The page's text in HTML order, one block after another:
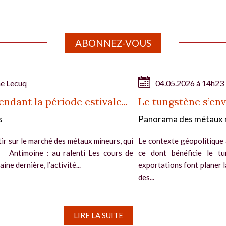
ABONNEZ-VOUS
Lecuq
la période estivale...
sur le marché des métaux mineurs, qui
Antimoine : au ralenti Les cours de
dernière, l’activité...
LIRE LA SUITE
04.05.2026 à
Le tungstène
Panorama des métaux
Le contexte géopolitique
ce dont bénéficie le
exportations font planer
des...